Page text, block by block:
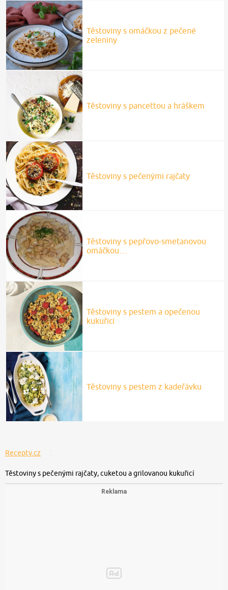
Těstoviny s omáčkou z pečené
zeleniny
Těstoviny s pancettou a hráškem
Těstoviny s pečenými rajčaty
Těstoviny s pepřovo-smetanovou
omáčkou…
Těstoviny s pestem a opečenou
kukuřicí
Těstoviny s pestem z kadeřávku
Recepty.cz
Těstoviny s pečenými rajčaty, cuketou a grilovanou kukuřicí